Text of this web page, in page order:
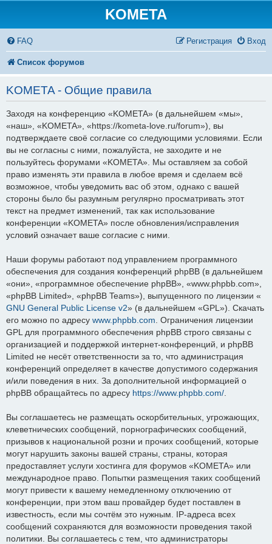
KOMETA
FAQ Вход
Регистрация
Список форумов
KOMETA - Общие правила
Заходя на конференцию «KOMETA» (в дальнейшем «мы»,
«наш», «KOMETA», «https://kometa-love.ru/forum»), вы
подтверждаете своё согласие со следующими условиями. Если
вы не согласны с ними, пожалуйста, не заходите и не
пользуйтесь форумами «KOMETA». Мы оставляем за собой
право изменять эти правила в любое время и сделаем всё
возможное, чтобы уведомить вас об этом, однако с вашей
стороны было бы разумным регулярно просматривать этот
текст на предмет изменений, так как использование
конференции «KOMETA» после обновления/исправления
условий означает ваше согласие с ними.
Наши форумы работают под управлением программного
обеспечения для создания конференций phpBB (в дальнейшем
«они», «программное обеспечение phpBB», «www.phpbb.com»,
«phpBB Limited», «phpBB Teams»), выпущенного по лицензии «
GNU General Public License v2» (в дальнейшем «GPL»). Скачать
его можно по адресу www.phpbb.com . Ограничения лицензии
GPL для программного обеспечения phpBB строго связаны с
организацией и поддержкой интернет-конференций, и phpBB
Limited не несёт ответственности за то, что администрация
конференций определяет в качестве допустимого содержания
и/или поведения в них. За дополнительной информацией о
phpBB обращайтесь по адресу https://www.phpbb.com/
Вы соглашаетесь не размещать оскорбительных, угрожающих,
клеветнических сообщений, порнографических сообщений,
призывов к национальной розни и прочих сообщений, которые
могут нарушить законы вашей страны, страны, которая
предоставляет услуги хостинга для форумов «KOMETA» или
международное право. Попытки размещения таких сообщений
могут привести к вашему немедленному отключению от
конференции, при этом ваш провайдер будет поставлен в
известность, если мы сочтём это нужным. IP-адреса всех
сообщений сохраняются для возможности проведения такой
политики. Вы соглашаетесь с тем, что администраторы